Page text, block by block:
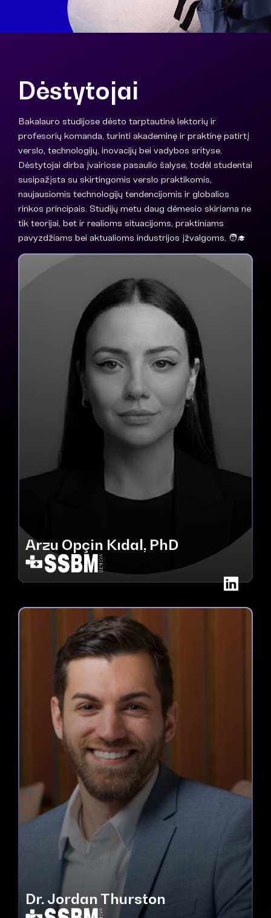
Dėstytojai
Bakalauro studijose dėsto tarptautinė lektorių ir
profesorių komanda, turinti akademinę ir praktinę patirtį
verslo, technologijų, inovacijų bei vadybos srityse.
Dėstytojai dirba įvairiose pasaulio šalyse, todėl studentai
susipažįsta su skirtingomis verslo praktikomis,
naujausiomis technologijų tendencijomis ir globalios
rinkos principais. Studijų metu daug dėmesio skiriama ne
tik teorijai, bet ir realioms situacijoms, praktiniams
pavyzdžiams bei aktualioms industrijos įžvalgoms. 🧑‍🎓
Arzu Opçin Kıdal, PhD
Dr. Jordan Thurston